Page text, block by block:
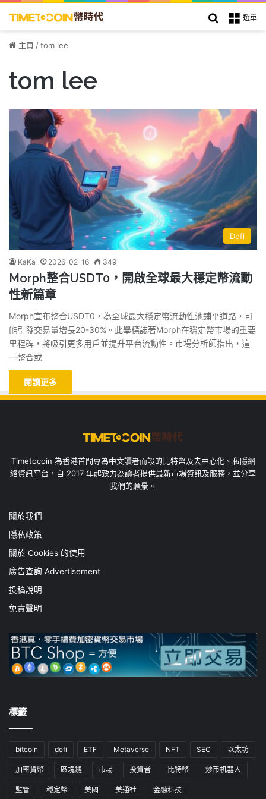
選單
搜索
主頁 /tom lee
tom lee
Defi
KaKa 2026-02-16 349
Morph整合USDT0，開啟全球最大穩定幣流動
性新篇章
Morph宣布整合USDT0，為全球最大穩定幣流動性池鋪平道路，可
能引發交易量增長20-30%。此舉標誌著Morph在穩定幣市場的重要
里程碑，將吸引更多用戶並提升平台流動性。市場分析師指出，這
一整合或
閱讀更多
Timetocoin 為香港首間專為中文讀者而設的比特幣及去中心化、私隱網
絡資訊平台，自 2017 年起致力為讀者提供最新市場資訊及服務，並分享
我們的願景。
關於我們
隱私政策
關於 Cookies 的使用
廣告查詢 Advertisement
投稿說明
免責聲明
標籤
bitcoin defi ETF Metaverse NFT SEC 以太坊
加密貨幣 區塊鏈 市場 投資者 比特幣 炒币机器人
監管 穩定幣 美國 美通社 金融科技